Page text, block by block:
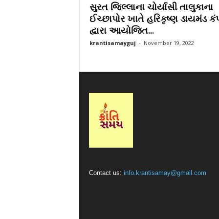
સુરત જિલ્લાના ચોર્યાસી તાલુકાના
ઈચ્છાપોર ખાતે હરિકૃષ્ણ ડાયમંડ
દ્વારા આયોજિત...
krantisamayguj - November 19, 2022
Contact us: info.krantisamay@gmail.com